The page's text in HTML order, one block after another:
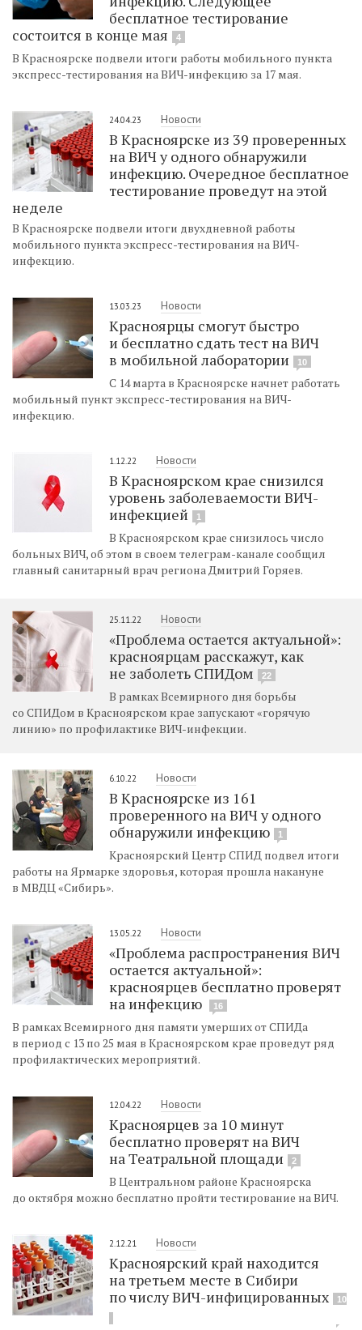
бесплатное тестирование
состоится в конце мая
4
В Красноярске подвели итоги работы мобильного пункта
экспресс-тестирования на ВИЧ-инфекцию за 17 мая.
24.04.23 Новости
В Красноярске из 39 проверенных
на ВИЧ у одного обнаружили
инфекцию. Очередное бесплатное
тестирование проведут на этой
неделе
В Красноярске подвели итоги двухдневной работы
мобильного пункта экспресс-тестирования на ВИЧ-
инфекцию.
13.03.23 Новости
Красноярцы смогут быстро
и бесплатно сдать тест на ВИЧ
в мобильной лаборатории
10
С 14 марта в Красноярске начнет работать
мобильный пункт экспресс-тестирования на ВИЧ-
инфекцию.
1.12.22 Новости
В Красноярском крае снизился
уровень заболеваемости ВИЧ-
инфекцией
1
В Красноярском крае снизилось число
больных ВИЧ, об этом в своем телеграм-канале сообщил
главный санитарный врач региона Дмитрий Горяев.
25.11.22 Новости
«Проблема остается актуальной»:
красноярцам расскажут, как
не заболеть СПИДом
22
В рамках Всемирного дня борьбы
со СПИДом в Красноярском крае запускают «горячую
линию» по профилактике ВИЧ-инфекции.
6.10.22 Новости
В Красноярске из 161
проверенного на ВИЧ у одного
обнаружили инфекцию
1
Красноярский Центр СПИД подвел итоги
работы на Ярмарке здоровья, которая прошла накануне
в МВДЦ «Сибирь».
13.05.22 Новости
«Проблема распространения ВИЧ
остается актуальной»:
красноярцев бесплатно проверят
на инфекцию
16
В рамках Всемирного дня памяти умерших от СПИДа
в период с 13 по 25 мая в Красноярском крае проведут ряд
профилактических мероприятий.
12.04.22 Новости
Красноярцев за 10 минут
бесплатно проверят на ВИЧ
на Театральной площади
2
В Центральном районе Красноярска
до октября можно бесплатно пройти тестирование на ВИЧ.
2.12.21 Новости
Красноярский край находится
на третьем месте в Сибири
по числу ВИЧ-инфицированных
10